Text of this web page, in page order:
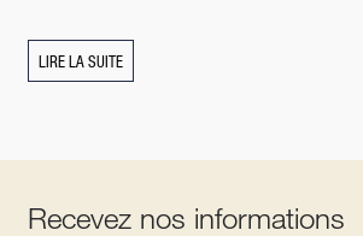
LIRE LA SUITE
Recevez nos informations